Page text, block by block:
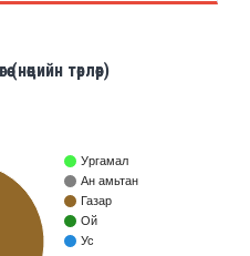
төрлөөр)
Ургамал
Ан амьтан
Газар
Ой
Ус